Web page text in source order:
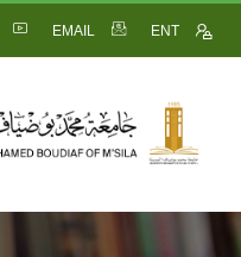
ENT
EMAIL